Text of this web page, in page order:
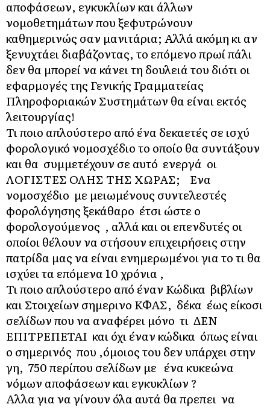
αποφάσεων, εγκυκλίων και άλλων
νομοθετημάτων που ξεφυτρώνουν
καθημερινώς σαν μανιτάρια; Αλλά ακόμη κι αν
ξενυχτάει διαβάζοντας, το επόμενο πρωί πάλι
δεν θα μπορεί να κάνει τη δουλειά του διότι οι
εφαρμογές της Γενικής Γραμματείας
Πληροφοριακών Συστημάτων θα είναι εκτός
λειτουργίας!
Τι ποιο απλούστερο από ένα δεκαετές σε ισχύ
φορολογικό νομοσχέδιο το οποίο θα συντάξουν
και θα συμμετέχουν σε αυτό ενεργά οι
ΛΟΓΙΣΤΕΣ ΟΛΗΣ ΤΗΣ ΧΩΡΑΣ; Eνα
νομοσχέδιο με μειωμένους συντελεστές
φορολόγησης ξεκάθαρο έτσι ώστε ο
φορολογούμενος , αλλά και οι επενδυτές οι
οποίοι θέλουν να στήσουν επιχειρήσεις στην
πατρίδα μας να είναι ενημερωμένοι για το τι θα
ισχύει τα επόμενα 10 χρόνια ,
Τι ποιο απλούστερο από έναν Κώδικα βιβλίων
και Στοιχείων σημερινο ΚΦΑΣ, δέκα έως είκοσι
σελίδων που να αναφέρει μόνο τι ΔΕΝ
ΕΠΙΤΡΕΠΕΤΑΙ και όχι έναν κώδικα όπως είναι
ο σημερινός που ,όμοιος του δεν υπάρχει στην
γη, 750 περίπου σελίδων με ένα κυκεώνα
νόμων αποφάσεων και εγκυκλίων ?
Αλλα για να γίνουν όλα αυτά θα πρεπει να